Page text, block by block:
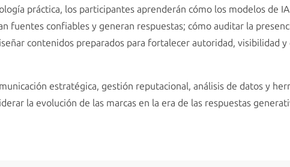
práctica, los participantes aprenderán cómo los modelos de
fuentes confiables y generan respuestas; cómo auditar la
contenidos preparados para fortalecer autoridad, visibilidad
estratégica, gestión reputacional, análisis de datos y
la evolución de las marcas en la era de las respuestas